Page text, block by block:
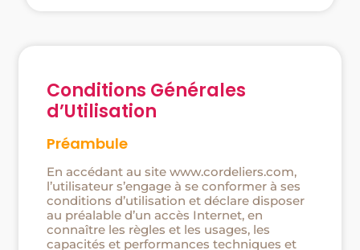
Conditions Générales
d’Utilisation
Préambule
En accédant au site www.cordeliers.com,
l’utilisateur s’engage à se conformer à ses
conditions d’utilisation et déclare disposer
au préalable d’un accès Internet, en
connaître les règles et les usages, les
capacités et performances techniques et